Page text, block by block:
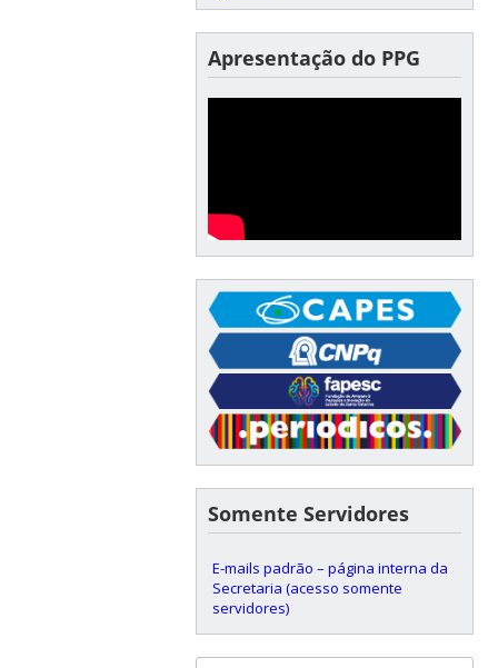
Apresentação do PPG
Somente Servidores
E-mails padrão – página interna da
Secretaria (acesso somente
servidores)